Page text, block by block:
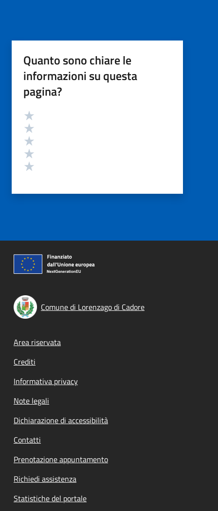
Quanto sono chiare le
informazioni su questa
pagina?
Valutazione
Comune di Lorenzago di Cadore
Footer menu
Area riservata
Crediti
Informativa privacy
Note legali
Dichiarazione di accessibilità
Contatti
Prenotazione appuntamento
Richiedi assistenza
Statistiche del portale